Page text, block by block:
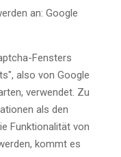
an: Google
Fensters
also von Google
verwendet. Zu
als den
Funktionalität von
kommt es